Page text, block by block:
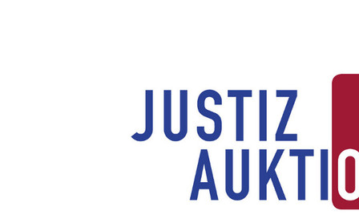
288 Anwärterinnen und Anwärter des Jahrgangs 2024/2026
der Justizvollzugsschule NRW geehrt
RechtSpecial - Schiedsleute helfen Streit schlichten!